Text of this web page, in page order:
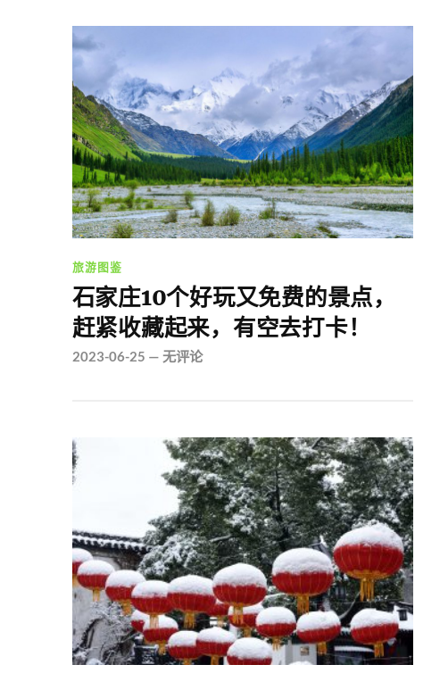
旅游图鉴
石家庄10个好玩又免费的景点，
赶紧收藏起来，有空去打卡！
2023-06-25 — 无评论